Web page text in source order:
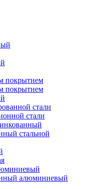
покрытием
покрытием
стали
стали
стальной
алюминиевый